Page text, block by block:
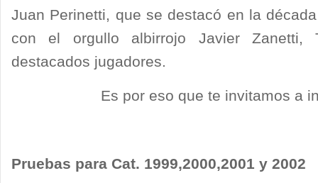
Juan Perinetti, que se destacó en la
con el orgullo albirrojo Javier Zanetti,
destacados jugadores.
Es por eso que te invitamos a
Pruebas para Cat. 1999,2000,2001 y 2002